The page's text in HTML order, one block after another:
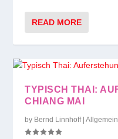
READ MORE
TYPISCH THAI:
CHIANG MAI
by Bernd Linnhoff|Allgemein